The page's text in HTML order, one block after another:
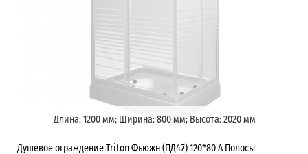
Длина: 1200 мм; Ширина: 800 мм; Высота: 2020 мм
Душевое ограждение Triton Фьюжн (ПД47) 120*80 А Полосы